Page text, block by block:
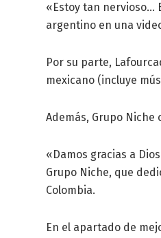
«Estoy tan nervioso…
argentino en una
Por su parte,
mexicano (incluye
Además, Grupo
«Damos gracias a
Grupo Niche, que
Colombia.
En el apartado de